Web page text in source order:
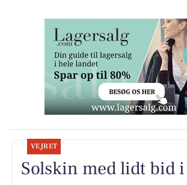
VEJRET
Solskin med lidt bid